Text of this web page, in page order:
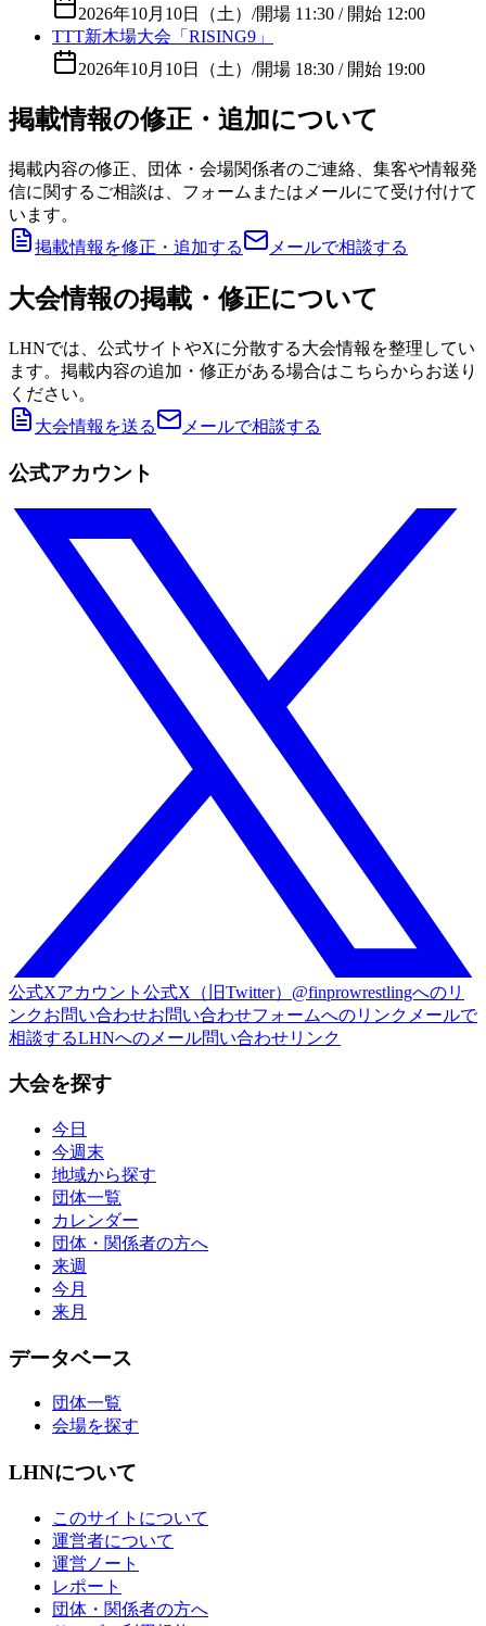
2026年10月10日（土） /開場 11:30 / 開始 12:00
TTT新木場大会「RISING9」
2026年10月10日（土） /開場 18:30 / 開始 19:00
掲載情報の修正・追加について
掲載内容の修正、団体・会場関係者のご連絡、集客や情報発
信に関するご相談は、フォームまたはメールにて受け付けて
います。
掲載情報を修正・追加する
メールで相談する
大会情報の掲載・修正について
LHNでは、公式サイトやXに分散する大会情報を整理してい
ます。掲載内容の追加・修正がある場合はこちらからお送り
ください。
大会情報を送る
メールで相談する
公式アカウント
公式Xアカウント 公式X（旧Twitter）@finprowrestlingへのリ
ンクお問い合わせお問い合わせフォームへのリンク メールで
相談するLHNへのメール問い合わせリンク
大会を探す
今日
今週末
地域から探す
団体一覧
カレンダー
団体・関係者の方へ
来週
今月
来月
データベース
団体一覧
会場を探す
LHNについて
このサイトについて
運営者について
運営ノート
レポート
団体・関係者の方へ